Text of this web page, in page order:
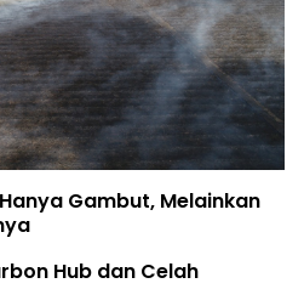
Gambut, Melainkan
Hub dan Celah